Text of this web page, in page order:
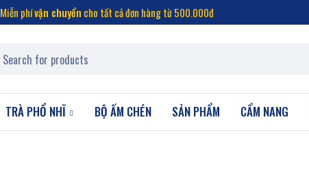
Miễn phívận chuyển cho tất cả đơn hàng từ 500.000đ
TRÀ PHỔ NHĨ BỘ ẤM CHÉN SẢN PHẨM CẨM NANG